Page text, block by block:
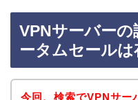
VPNサーバー
ータムセールは
今回、検索でVPNサー